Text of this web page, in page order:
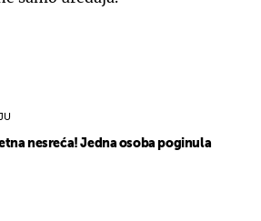
nesreća! Jedna osoba poginula